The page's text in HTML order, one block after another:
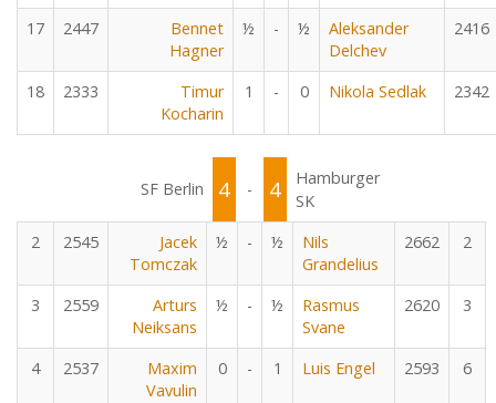
17 2447
Bennet
Hagner
½ - ½
Aleksander
Delchev
2416
18 2333
Timur
Kocharin
1 - 0 Nikola Sedlak 2342
SF Berlin 4 - 4
Hamburger
SK
2
2545
Jacek
Tomczak
½ - ½
Nils
Grandelius
2662 2
3 2559
Arturs
Neiksans
½ - ½
Rasmus
Svane
2620 3
4 2537
Maxim
Vavulin
0 - 1 Luis Engel 2593 6